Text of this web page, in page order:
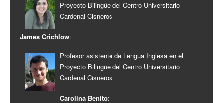
Proyecto Bilingüe del Centro Universitario
Cardenal Cisneros
James Crichlow:
Profesor asistente de Lengua Inglesa en el
Proyecto Bilingüe del Centro Universitario
Cardenal Cisneros
Carolina Benito: